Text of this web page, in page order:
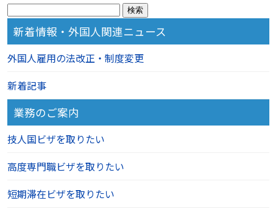
検
索:
新着情報・外国人関連ニュース
外国人雇用の法改正・制度変更
新着記事
業務のご案内
技人国ビザを取りたい
高度専門職ビザを取りたい
短期滞在ビザを取りたい